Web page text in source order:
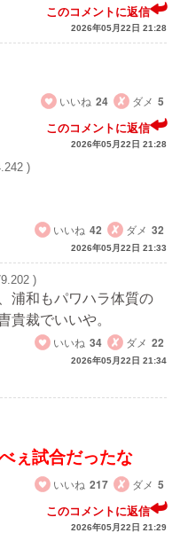
このコメントに返信
2026年05月22日 21:28
いいね 24 ダメ 5
このコメントに返信
2026年05月22日 21:28
)
いいね 42 ダメ 32
2026年05月22日 21:33
)
浦和もパワハラ体質の
貴裁でいいや。
いいね 34 ダメ 22
2026年05月22日 21:34
ぇ試合だったな
いいね 217 ダメ 5
このコメントに返信
2026年05月22日 21:29